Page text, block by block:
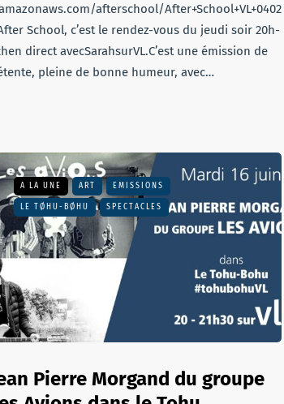
afterschool/
School, c’est le rendez-vous du jeudi soir 20h-
direct avecSarahsurVL.C’est une émission de
pleine de bonne humeur, avec…
A LA UNE ART EMISSIONS
LE TØHU-BØHU SPECTACLES
Pierre Morgand du groupe